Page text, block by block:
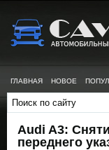
ГЛАВНАЯ НОВОЕ
Audi A3:
переднего